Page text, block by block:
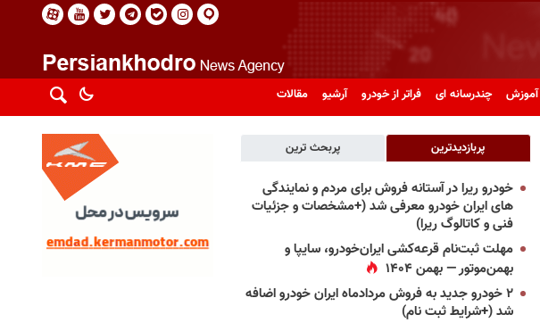
آموزش چندرسانه ای فراتر از خودرو آرشیو مقالات
پربازدیدترین پربحث ترین
خودرو ریرا در آستانه فروش برای مردم و نمایندگی
های ایران خودرو معرفی شد (+مشخصات و جزئیات
فنی و کاتالوگ ریرا)
مهلت ثبت‌نام قرعه‌کشی ایران‌خودرو، سایپا و
بهمن‌موتور — بهمن ۱۴۰۴
۲ خودرو جدید به فروش مردادماه ایران خودرو اضافه
شد (+شرایط ثبت نام)